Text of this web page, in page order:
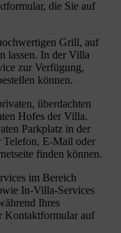
die Sie auf
Grill, auf
lassen. In der Villa
zur Verfügung,
können.
überdachten
Hofes der Villa.
Parkplatz in der
Telefon, E-Mail oder
finden können.
im Bereich
In-Villa-Services
Ihres
Kontaktformular auf